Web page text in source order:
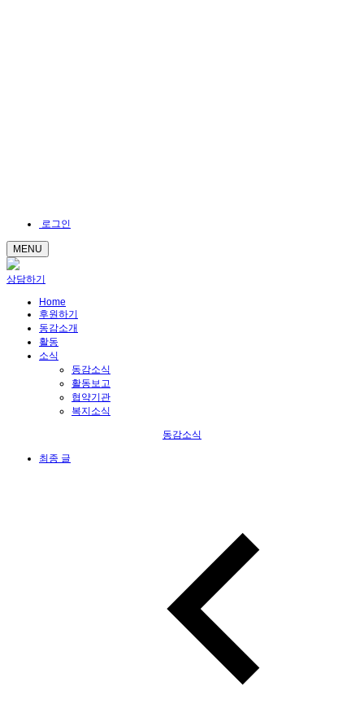
로그인
MENU
상담하기
Home
후원하기
동감소개
활동
소식
동감소식
활동보고
협약기관
복지소식
동감소식
최종 글